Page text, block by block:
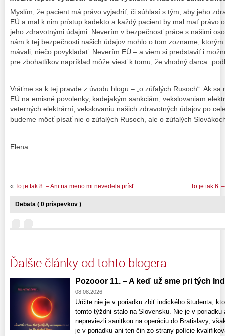
Myslím, že pacient má právo vyjadriť, či súhlasí s tým, aby jeho
EÚ a mal k nim prístup kadekto a každý pacient by mal mať právo
jeho zdravotnými údajmi. Neverím v bezpečnosť práce s našimi
nám k tej bezpečnosti našich údajov mohlo o tom zozname,
mávali, niečo povykladať. Neverím EÚ – a viem si predstaviť i
pre zbohatlíkov napríklad môže viesť k tomu, že vhodný darca
Vráťme sa k tej pravde z úvodu blogu – „o zúfalých Rusoch“. Ak
EÚ na emisné povolenky, kadejakým sankciám, vekslovaniam
veterných elektrární, vekslovaniu našich zdravotných údajov po
budeme môcť písať nie o zúfalých Rusoch, ale o zúfalých
Elena
To je tak 6.
« To je tak 8. – Ani na meno mi nevedela prísť. . .
Debata ( 0 príspevkov )
Ďalšie články od tohto blogera
Pozooor 11. – A keď už sme pri tých
08.08.2026
Určite nie je v poriadku zbiť indického študenta,
tomto týždni stalo na Slovensku. Nie je v
nepreviezli sanitkou na operáciu do Bratislavy,
je v poriadku ani ten čin zo strany polície